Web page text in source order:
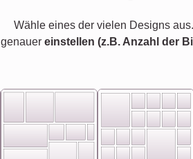
Wähle eines der vielen Designs
genauer einstellen (z.B. Anzahl der